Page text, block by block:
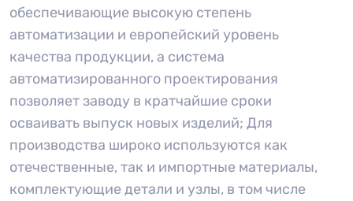
обеспечивающие высокую степень
автоматизации и европейский уровень
качества продукции, а система
автоматизированного проектирования
позволяет заводу в кратчайшие сроки
осваивать выпуск новых изделий; Для
производства широко используются как
отечественные, так и импортные материалы,
комплектующие детали и узлы, в том числе